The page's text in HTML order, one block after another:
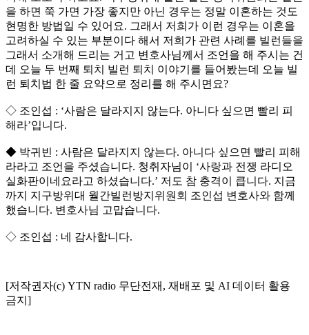
을 하면 쭉 가면 가장 좋지만 아닌 경우는 정말 이혼하는 것도
현명한 방법일 수 있어요. 그래서 저희가 이런 경우는 이혼을
고려하실 수 있는 부분이다 해서 저희가 관련 사례를 빌런들을
그래서 소개해 드리는 거고 변호사님께서 조언을 해 주시는 건
데 오늘 두 번째 퇴치 빌런 퇴치 이야기를 들어봤는데 오늘 빌
런 퇴치법 한 줄 요약으로 정리를 해 주시면요?
◇ 조인섭 : ‘사람은 달라지지 않는다. 아니다 싶으면 빨리 피
해라’입니다.
◆ 박귀빈 : 사람은 달라지지 않는다. 아니다 싶으면 빨리 피해
라라고 조언을 주셨습니다. 청취자님이 ‘사랑과 전쟁 라디오
실화판이네요라고 하셨습니다.’ 저도 참 충격이 큽니다. 지금
까지 지구방위대 월간빌런방지위원회 조인섭 변호사와 함께
했습니다. 변호사님 고맙습니다.
◇ 조인섭 : 네 감사합니다.
[저작권자(c) YTN radio 무단전재, 재배포 및 AI 데이터 활용
금지]